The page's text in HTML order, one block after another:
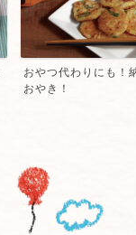
おやつ代わりにも！
おやき！